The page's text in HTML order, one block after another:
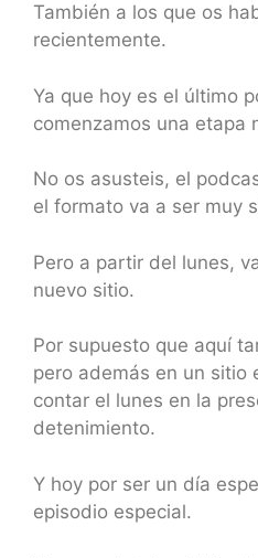
También a los que os
recientemente.
Ya que hoy es el último
comenzamos una etapa
No os asusteis, el
el formato va a ser muy
Pero a partir del lunes,
nuevo sitio.
Por supuesto que aquí
pero además en un sitio
contar el lunes en la
detenimiento.
Y hoy por ser un día
episodio especial.